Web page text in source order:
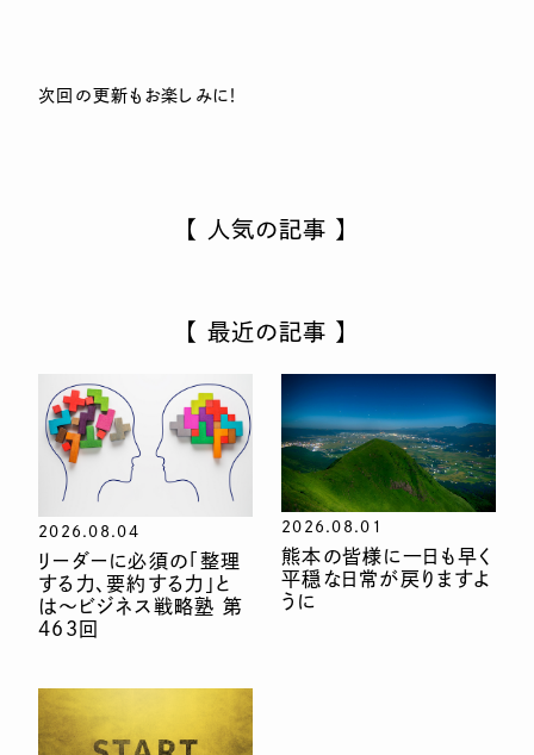
次回の更新もお楽しみに！
【 人気の記事 】
【 最近の記事 】
2026.08.04
リーダーに必須の「整理
する力、要約する力」と
は〜ビジネス戦略塾 第
463回
2026.08.01
熊本の皆様に一日も早く
平穏な日常が戻りますよ
うに